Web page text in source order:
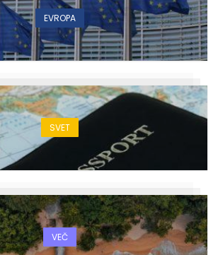
EVROPA
SVET
VEČ